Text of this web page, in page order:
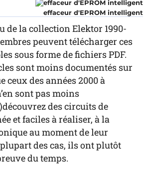
effaceur d'EPROM intelligent
de la collection Elektor 1990-
peuvent télécharger ces
sous forme de fichiers PDF.
sont moins documentés sur
ceux des années 2000 à
sont pas moins
des circuits de
et faciles à réaliser, à la
au moment de leur
des cas, ils ont plutôt
du temps.